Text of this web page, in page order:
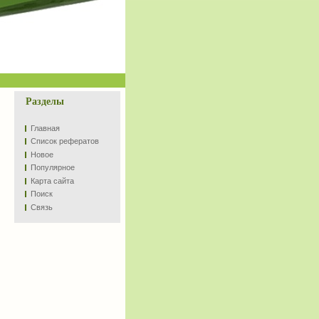
Разделы
Главная
Список рефератов
Новое
Популярное
Карта сайта
Поиск
Связь